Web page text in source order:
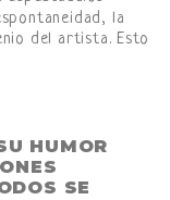
la
del artista. Esto
HUMOR
SE